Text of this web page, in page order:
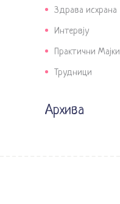
Здрава исхрана
Интервју
Практични Мајки
Трудници
Архива